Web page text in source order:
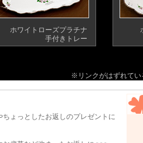
ホワイトローズプラチナ
手付きトレー
※リンクがはずれてい
ちょっとしたお返しのプレゼントに